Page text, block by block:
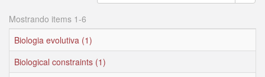
Mostrando items 1-6
Biologia evolutiva (1)
Biological constraints (1)